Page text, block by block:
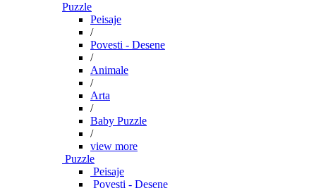
Puzzle
Peisaje
/
Povesti - Desene
/
Animale
/
Arta
/
Baby Puzzle
/
view more
Puzzle
Peisaje
Povesti - Desene